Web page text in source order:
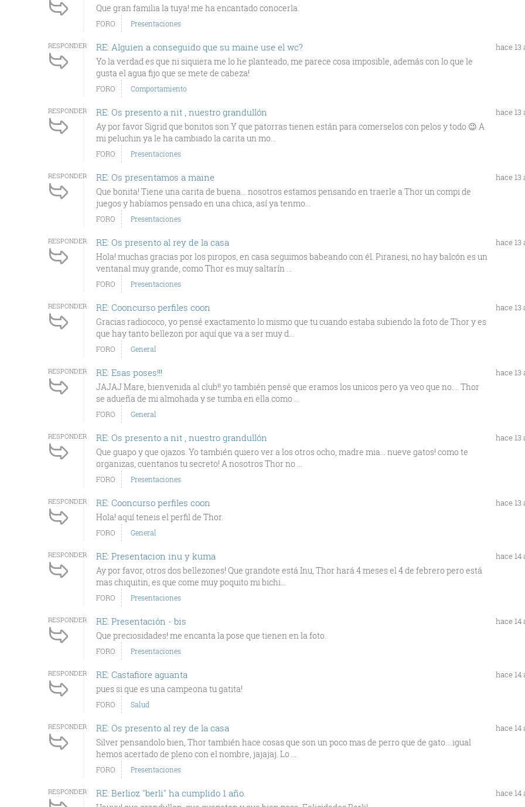
Que gran familia la tuya! me ha encantado conocerla.
FORO Presentaciones
RESPONDER RE: Alguien a conseguido que su maine use el wc?
Yo la verdad es que ni siquiera me lo he planteado, me parece cosa imposible, además con lo que le
gusta el agua fijo que se mete de cabeza!
hace 13
FORO Comportamiento
RESPONDER RE: Os presento a nit , nuestro grandullón
Ay por favor Sigrid que bonitos son Y que patorras tienen están para comerselos con pelos y todo 😉 A
mi peluchin ya le ha cambiado la carita un mo...
hace 13
FORO Presentaciones
RESPONDER RE: Os presentamos a maine
Que bonita! Tiene una carita de buena... nosotros estamos pensando en traerle a Thor un compi de
juegos y habíamos pensado en una chica, así ya tenmo...
hace 13
FORO Presentaciones
RESPONDER RE: Os presento al rey de la casa
Hola! muchas gracias por los piropos, en casa seguimos babeando con él. Piranesi, no hay balcón es un
ventanal muy grande, como Thor es muy saltarín ...
hace 13
FORO Presentaciones
RESPONDER RE: Cooncurso perfiles coon
Gracias radiococo, yo pensé exactamento lo mismo que tu cuando estaba subiendo la foto de Thor y es
que hay tanto bellezon por aquí que va a ser muy d...
hace 13
FORO General
RESPONDER RE: Esas poses!!!
JAJAJ Mare, bienvenida al club!! yo también pensé que eramos los unicos pero ya veo que no.... Thor
se adueña de mi almohada y se tumba en ella como ...
hace 13
FORO General
RESPONDER RE: Os presento a nit , nuestro grandullón
Que guapo y que ojazos. Yo también quiero ver a los otros ocho, madre mia... nueve gatos! como te
organizas, cuentanos tu secreto! A nosotros Thor no ...
hace 13
FORO Presentaciones
RESPONDER RE: Cooncurso perfiles coon
Hola! aquí teneis el perfil de Thor.
hace 13
FORO General
RESPONDER RE: Presentacion inu y kuma
Ay por favor, otros dos bellezones! Que grandote está Inu, Thor hará 4 meses el 4 de febrero pero está
mas chiquitin, es que come muy poquito mi bichi...
hace 14
FORO Presentaciones
RESPONDER RE: Presentación - bis
Que preciosidades! me encanta la pose que tienen en la foto.
hace 14
FORO Presentaciones
RESPONDER RE: Castafiore aguanta
pues si que es una campeona tu gatita!
hace 14
FORO Salud
RESPONDER RE: Os presento al rey de la casa
Silver pensandolo bien, Thor también hace cosas que son un poco mas de perro que de gato....igual
hemos acertado de pleno con el nombre, jajajaj. Lo ...
hace 14
FORO Presentaciones
RESPONDER RE: Berlioz "berli" ha cumplido 1 año. hace 14